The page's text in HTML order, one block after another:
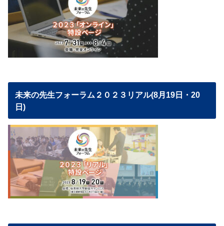
未来の先生フォーラム２０２３リアル(8月19日・20
日)